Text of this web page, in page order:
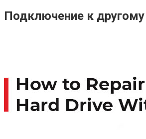
Подключение к другому